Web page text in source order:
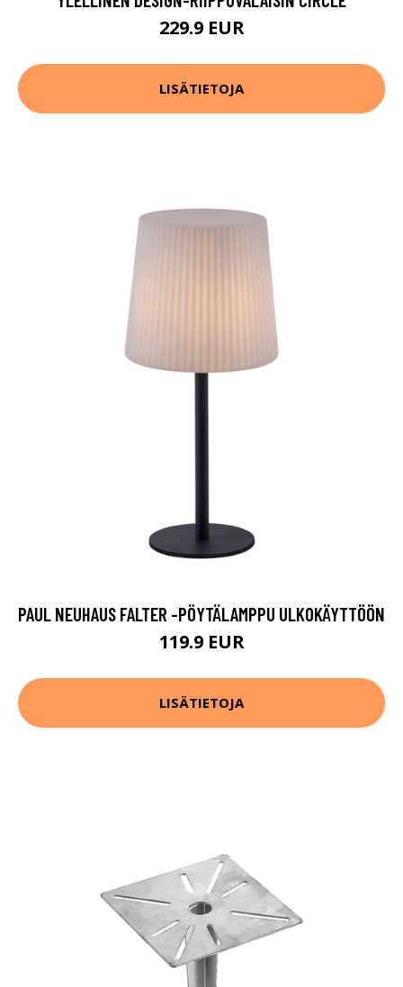
229.9 EUR
LISÄTIETOJA
PAUL NEUHAUS FALTER -PÖYTÄLAMPPU ULKOKÄYTTÖÖN
119.9 EUR
LISÄTIETOJA